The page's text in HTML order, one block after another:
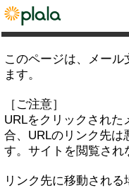
このページは、メー
ます。
［ご注意］
URLをクリックされ
合、URLのリンク先は
す。サイトを閲覧され
リンク先に移動され